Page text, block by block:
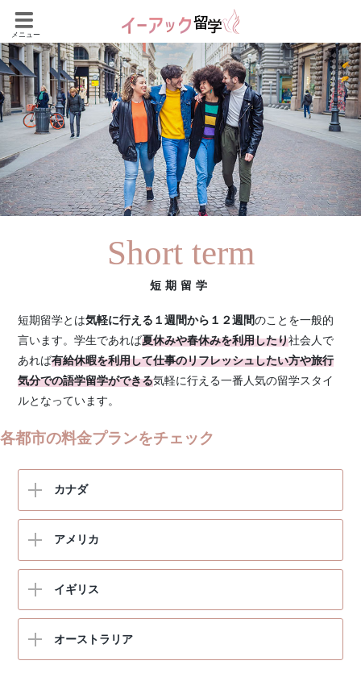
メニュー
短期留学
短期留学とは気軽に行える１週間から１２週間のことを一般的
言います。学生であれば夏休みや春休みを利用したり社会人で
あれば有給休暇を利用して仕事のリフレッシュしたい方や旅行
気分での語学留学ができる気軽に行える一番人気の留学スタイ
ルとなっています。
各都市の料金プランをチェック
カナダ
トロント
モントリオール
アメリカ
サンフランシスコ
サンディエゴ
ボストン
マイアミ
イギリス
ケンブリッジ
ブライトン
バーミンガム
マンチェスター
オーストラリア
ゴールドコースト
ブリズベン
ケアンズ
パース